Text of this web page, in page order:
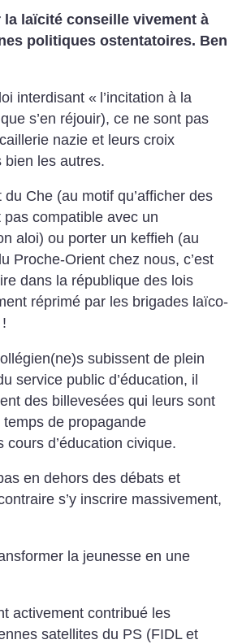
laïcité conseille vivement à
politiques ostentatoires. Ben
interdisant « l’incitation à la
s’en réjouir), ce ne sont pas
nazie et leurs croix
bien les autres.
Che (au motif qu’afficher des
pas compatible avec un
aloi) ou porter un keffieh (au
Proche-Orient chez nous, c’est
dans la république des lois
réprimé par les brigades laïco-
!
subissent de plein
service public d’éducation, il
des billevesées qui leurs sont
de propagande
d’éducation civique.
en dehors des débats et
s’y inscrire massivement,
la jeunesse en une
activement contribué les
satellites du PS (FIDL et